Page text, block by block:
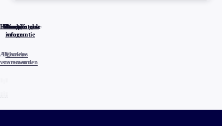
Home
Actueel
Uitzendingen
Reacties
Programma-
informatie
Veelgestelde
vragen
Algemene
voorwaarden
Privacy
statements
Cookies